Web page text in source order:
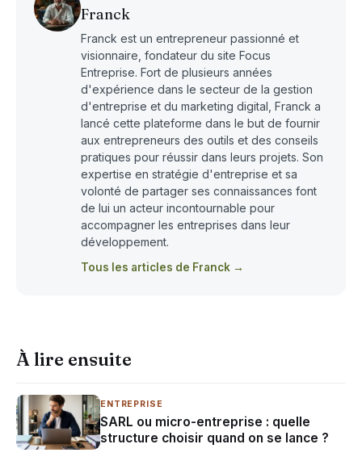
Franck
Franck est un entrepreneur passionné et
visionnaire, fondateur du site Focus
Entreprise. Fort de plusieurs années
d'expérience dans le secteur de la gestion
d'entreprise et du marketing digital, Franck a
lancé cette plateforme dans le but de fournir
aux entrepreneurs des outils et des conseils
pratiques pour réussir dans leurs projets. Son
expertise en stratégie d'entreprise et sa
volonté de partager ses connaissances font
de lui un acteur incontournable pour
accompagner les entreprises dans leur
développement.
Tous les articles de Franck →
À lire ensuite
ENTREPRISE
SARL ou micro-entreprise : quelle
structure choisir quand on se lance ?